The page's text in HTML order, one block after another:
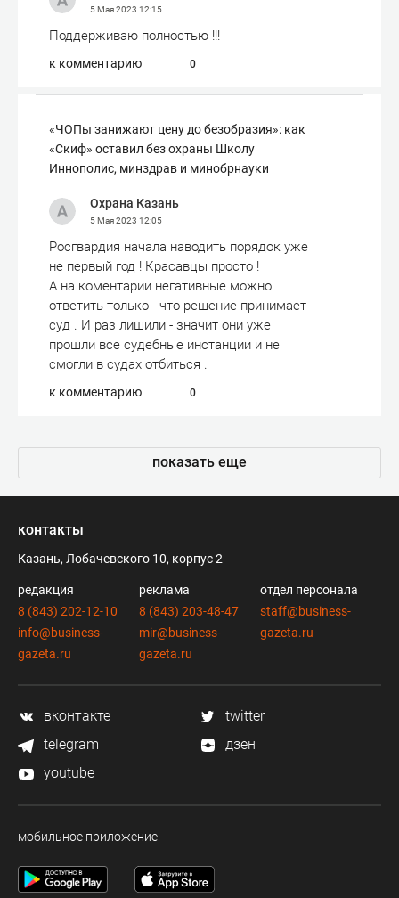
5 Мая 2023 12:15
Поддерживаю полностью !!!
к комментарию 0
«ЧОПы занижают цену до безобразия»: как
«Скиф» оставил без охраны Школу
Иннополис, минздрав и минобрнауки
Охрана Казань
5 Мая 2023 12:05
Росгвардия начала наводить порядок уже
не первый год ! Красавцы просто !
А на коментарии негативные можно
ответить только - что решение принимает
суд . И раз лишили - значит они уже
прошли все судебные инстанции и не
смогли в судах отбиться .
к комментарию 0
показать еще
контакты
Казань, Лобачевского 10, корпус 2
редакция
8 (843) 202-12-10
info@business-
gazeta.ru
реклама
8 (843) 203-48-47
mir@business-
gazeta.ru
отдел персонала
staff@business-
gazeta.ru
вконтакте
twitter
telegram
дзен
youtube
мобильное приложение